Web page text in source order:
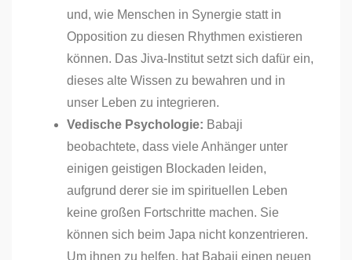
und, wie Menschen in Synergie statt in
Opposition zu diesen Rhythmen existieren
können. Das Jiva-Institut setzt sich dafür ein,
dieses alte Wissen zu bewahren und in
unser Leben zu integrieren.
Vedische Psychologie: Babaji
beobachtete, dass viele Anhänger unter
einigen geistigen Blockaden leiden,
aufgrund derer sie im spirituellen Leben
keine großen Fortschritte machen. Sie
können sich beim Japa nicht konzentrieren.
Um ihnen zu helfen, hat Babaji einen neuen